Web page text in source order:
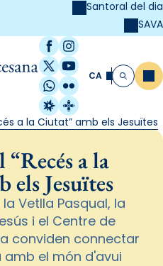
Santoral del dia
SAVA
Facebook
Instagram
X / Twitter
YouTube
WhatsApp
Flickr
Radio Estel
Catalunya
CA Cerca
a la Ciutat” amb els Jesuïtes
a la
els Jesuïtes
Vetlla Pasqual, la
i el Centre de
conviden connectar
el món d'avui